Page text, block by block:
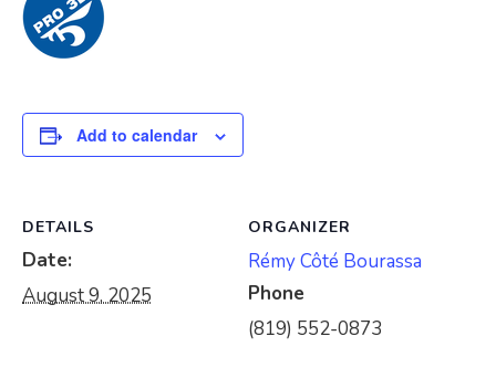
Add to calendar
DETAILS
Date:
August 9, 2025
ORGANIZER
Rémy Côté Bourassa
Phone
(819) 552-0873